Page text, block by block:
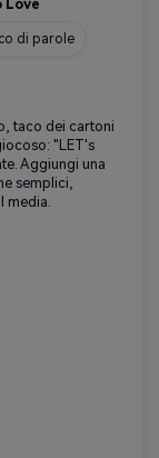
Love
di parole
taco dei cartoni
"LET's
Aggiungi una
semplici,
media.